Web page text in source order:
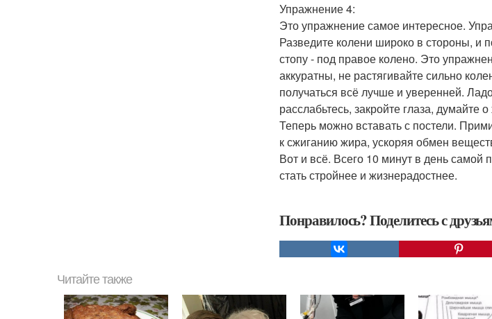
Упражнение 4:
Это упражнение самое интересное.
Разведите колени широко в стороны, и
стопу - под правое колено. Это
аккуратны, не растягивайте сильно
получаться всё лучше и уверенней.
расслабьтесь, закройте глаза,
Теперь можно вставать с постели.
к сжиганию жира, ускоряя обмен
Вот и всё. Всего 10 минут в день самой
стать стройнее и жизнерадостнее.
Понравилось? Поделитесь с
Читайте также